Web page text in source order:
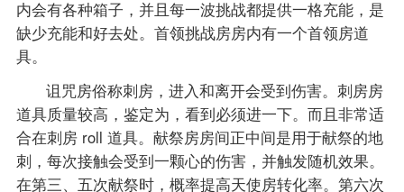
内会有各种箱子，并且每一波挑战都提供一格充能，是
缺少充能和好去处。首领挑战房房内有一个首领房道
具。
诅咒房俗称刺房，进入和离开会受到伤害。刺房房
道具质量较高，鉴定为，看到必须进一下。而且非常适
合在刺房 roll 道具。献祭房房间正中间是用于献祭的地
刺，每次接触会受到一颗心的伤害，并触发随机效果。
在第三、五次献祭时，概率提高天使房转化率。第六次